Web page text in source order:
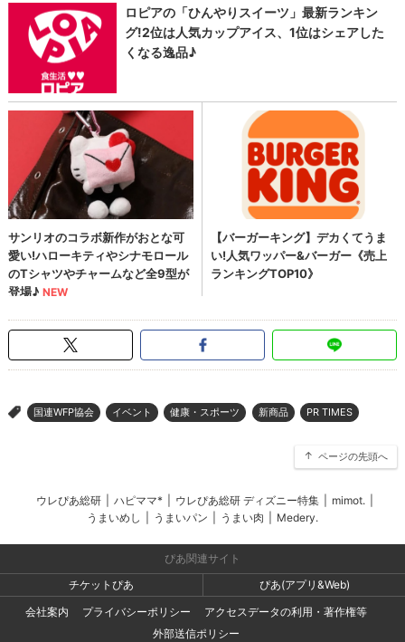
> 国連WFP協会 イベント 健康・スポーツ 新商品 PR TIMES
ページの先頭へ
ウレぴあ総研 ハピママ* ウレぴあ総研 ディズニー特集 mimot.
うまいめし
うまいパン うまい肉 Medery.
ぴあ関連サイト
チケットぴあ
ぴあ(アプリ&Web)
会社案内
プライバシーポリシー
アクセスデータの利用・著作権等
外部送信ポリシー